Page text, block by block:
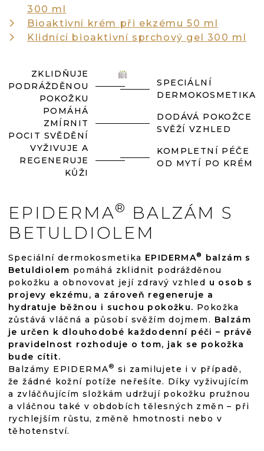
300 ml
Bioaktivní krém při ekzému 50 ml
Klidnící bioaktivní sprchový gel 300 ml
ZKLIDŇUJE
PODRÁŽDĚNOU
POKOŽKU
POMÁHÁ
ZMÍRNIT
POCIT SVĚDĚNÍ
VYŽIVUJE A
REGENERUJE
KŮŽI
SPECIÁLNÍ
DERMOKOSMETIKA
DODÁVÁ POKOŽCE
SVĚŽÍ VZHLED
KOMPLETNÍ PÉČE
OD MYTÍ PO KRÉM
EPIDERMA®
BALZÁM S
BETULDIOLEM
Speciální dermokosmetika EPIDERMA®
balzám s
Betuldiolem pomáhá zklidnit podrážděnou
pokožku a obnovovat její zdravý vzhled u osob s
projevy ekzému, a zároveň regeneruje a
hydratuje běžnou i suchou pokožku. Pokožka
zůstává vláčná a působí svěžím dojmem. Balzám
je určen k dlouhodobé každodenní péči – právě
pravidelnost rozhoduje o tom, jak se pokožka
bude cítit.
Balzámy EPIDERMA® si zamilujete i v případě,
že žádné kožní potíže neřešíte. Díky vyživujícím
a zvláčňujícím složkám udržují pokožku pružnou
a vláčnou také v obdobích tělesných změn – při
rychlejším růstu, změně hmotnosti nebo v
těhotenství.